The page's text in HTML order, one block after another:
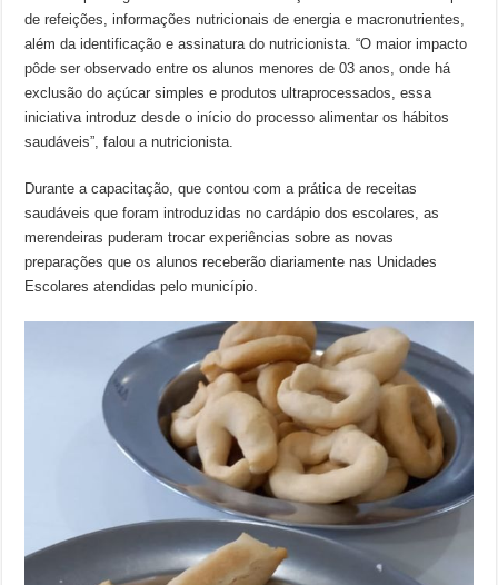
de refeições, informações nutricionais de energia e macronutrientes,
além da identificação e assinatura do nutricionista. “O maior impacto
pôde ser observado entre os alunos menores de 03 anos, onde há
exclusão do açúcar simples e produtos ultraprocessados, essa
iniciativa introduz desde o início do processo alimentar os hábitos
saudáveis”, falou a nutricionista.
Durante a capacitação, que contou com a prática de receitas
saudáveis que foram introduzidas no cardápio dos escolares, as
merendeiras puderam trocar experiências sobre as novas
preparações que os alunos receberão diariamente nas Unidades
Escolares atendidas pelo município.